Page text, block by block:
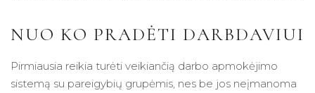
NUO KO PRADĖTI DARBDAVIUI
Pirmiausia reikia turėti veikiančią darbo apmokėjimo
sistemą su pareigybių grupėmis, nes be jos neįmanoma